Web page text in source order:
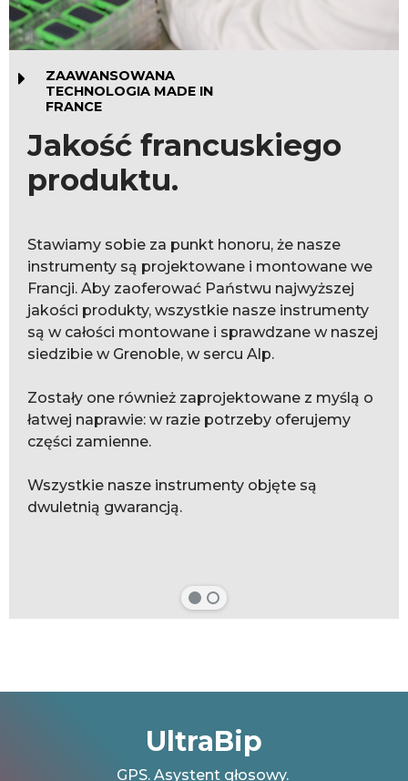
ZAAWANSOWANA
TECHNOLOGIA MADE IN
FRANCE
Jakość francuskiego
produktu.
Stawiamy sobie za punkt honoru, że nasze
instrumenty są projektowane i montowane we
Francji. Aby zaoferować Państwu najwyższej
jakości produkty, wszystkie nasze instrumenty
są w całości montowane i sprawdzane w naszej
siedzibie w Grenoble, w sercu Alp.
Zostały one również zaprojektowane z myślą o
łatwej naprawie: w razie potrzeby oferujemy
części zamienne.
Wszystkie nasze instrumenty objęte są
dwuletnią gwarancją.
UltraBip
GPS. Asystent głosowy.